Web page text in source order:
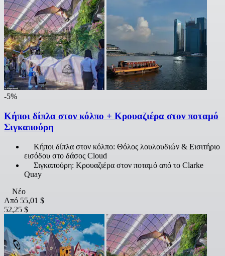
-5%
Κήποι δίπλα στον κόλπο + Κρουαζιέρα στον ποταμό
Σιγκαπούρη
Κήποι δίπλα στον κόλπο: Θόλος λουλουδιών & Εισιτήριο
εισόδου στο δάσος Cloud
Σιγκαπούρη: Κρουαζιέρα στον ποταμό από το Clarke
Quay
Νέο
Από 55,01 $
52,25 $